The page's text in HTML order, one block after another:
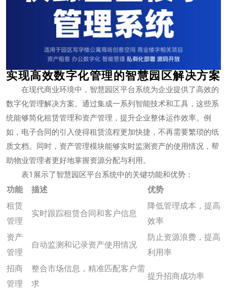
实现高效数字化管理的智慧园区解决方案
在现代商业环境中，智慧园区平台系统为企业提供了高效的
数字化管理解决方案。通过集成一系列智能技术和工具，这些系
统能够简化租赁管理和资产管理，提升企业整体运作效率。例
如，电子合同的引入使得租赁流程更加快捷，不再需要繁琐的纸
质文档。同时，资产管理模块能够实时监测资产的使用情况，帮
助物业管理者更好地掌握资源分配与利用。
表1展示了智慧园区平台系统中的关键功能和优势：
功能 描述
优势
租赁
管理
实时跟踪租赁合同和客户信息
降低管理成本，提高
效率
资产
管理
自动监测和记录资产使用情况
防止资源浪费，提高
利用率
招商
管理
整合市场信息，精准匹配客户需
求
提升招商成功率